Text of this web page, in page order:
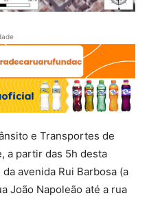
e Transportes de
a partir das 5h desta
avenida Rui Barbosa (a
João Napoleão até a rua